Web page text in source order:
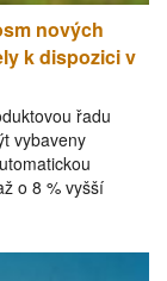
nových
k dispozici v
řadu
vybaveny
o 8 % vyšší